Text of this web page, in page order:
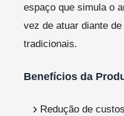
espaço que simula o
vez de atuar diante
tradicionais.
Benefícios da
Redução de